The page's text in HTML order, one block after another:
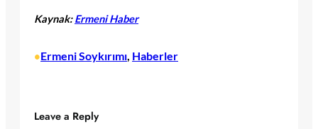
Kaynak:Ermeni Haber
•Ermeni Soykırımı, Haberler
Leave a Reply